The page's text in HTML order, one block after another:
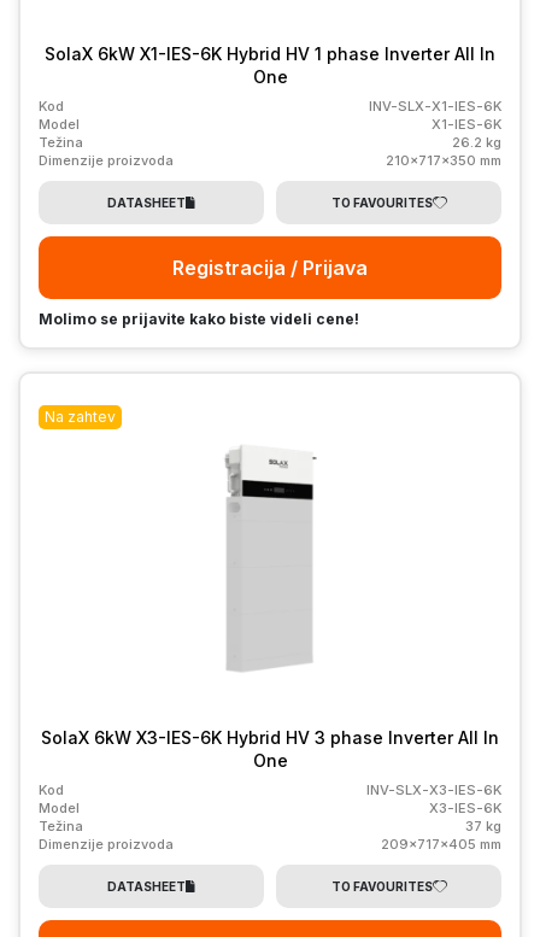
SolaX 6kW X1-IES-6K Hybrid HV 1 phase Inverter All In
One
Kod
INV-SLX-X1-IES-6K
Model
X1-IES-6K
Težina
26.2 kg
Dimenzije proizvoda
210x717x350 mm
DATASHEET TO FAVOURITES
Registracija / Prijava
Molimo se prijavite kako biste videli cene!
Na zahtev
SolaX 6kW X3-IES-6K Hybrid HV 3 phase Inverter All In
One
Kod
INV-SLX-X3-IES-6K
Model
X3-IES-6K
Težina
37 kg
Dimenzije proizvoda
209x717x405 mm
DATASHEET TO FAVOURITES